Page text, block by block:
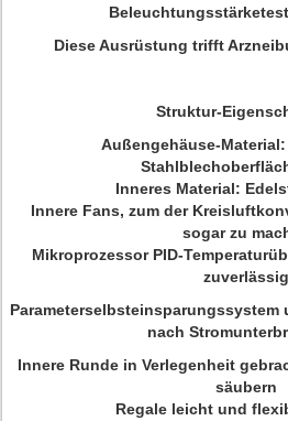
Diese Ausrüstung trifft
Struktur-
Außengehäuse-
Inneres Material:
Innere Fans, zum der
sogar zu
Mikroprozessor PID-
zuverlässig
Parameterselbsteinsparungssystem
nach
Innere Runde in Verlegenheit
säubern
Regale leicht und